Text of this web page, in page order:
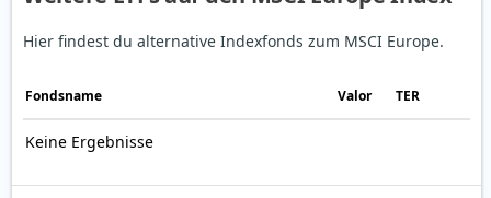
Hier findest du alternative Indexfonds zum MSCI Europe.
Fonds­name Valor TER
Keine Ergebnisse